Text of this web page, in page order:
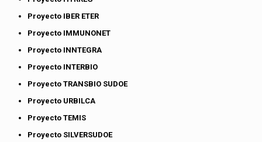
Proyecto IBER ETER
Proyecto IMMUNONET
Proyecto INNTEGRA
Proyecto INTERBIO
Proyecto TRANSBIO SUDOE
Proyecto URBILCA
Proyecto TEMIS
Proyecto SILVERSUDOE